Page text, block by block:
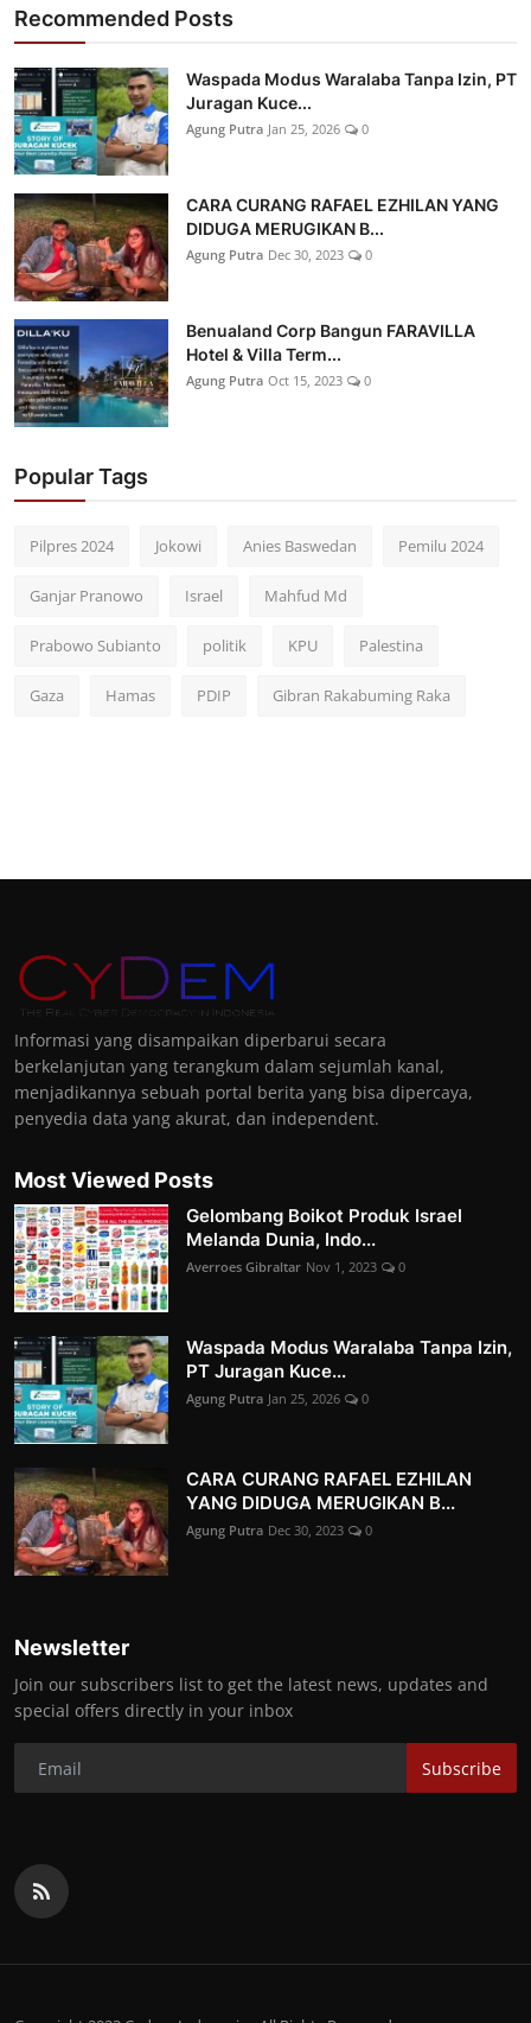
Recommended Posts
Waspada Modus Waralaba Tanpa Izin, PT
Juragan Kuce...
Agung Putra Jan 25, 2026 0
CARA CURANG RAFAEL EZHILAN YANG
DIDUGA MERUGIKAN B...
Agung Putra Dec 30, 2023 0
Benualand Corp Bangun FARAVILLA
Hotel & Villa Term...
Agung Putra Oct 15, 2023 0
Popular Tags
Pilpres 2024 Jokowi Anies Baswedan Pemilu 2024
Ganjar Pranowo Israel Mahfud Md
Prabowo Subianto politik KPU Palestina
Gaza Hamas PDIP Gibran Rakabuming Raka
Informasi yang disampaikan diperbarui secara
berkelanjutan yang terangkum dalam sejumlah kanal,
menjadikannya sebuah portal berita yang bisa dipercaya,
penyedia data yang akurat, dan independent.
Most Viewed Posts
Gelombang Boikot Produk Israel
Melanda Dunia, Indo...
Averroes Gibraltar Nov 1, 2023 0
Waspada Modus Waralaba Tanpa Izin,
PT Juragan Kuce...
Agung Putra Jan 25, 2026 0
CARA CURANG RAFAEL EZHILAN
YANG DIDUGA MERUGIKAN B...
Agung Putra Dec 30, 2023 0
Newsletter
Join our subscribers list to get the latest news, updates and
special offers directly in your inbox
Subscribe